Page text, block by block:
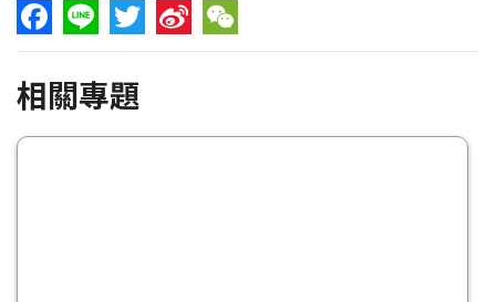
Facebook
Line TwitterSina WeChat
相關專題